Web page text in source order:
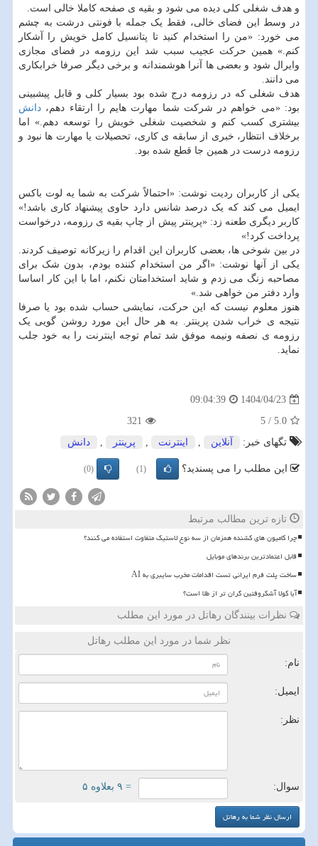
و هدف شغلی کلی دیده می شود و بقیه ی صفحه کاملا خالی است.
در وسط این فضای خالی، فقط یک جمله با فونتی درشت به چشم
می خورد: «من را استخدام کنید تا پتانسیل کامل خویش را آشکار
کنم.» همین حرکت عجیب سبب شد این رزومه در فضای مجازی
وایرال شود و بعضی ها آنرا هوشمندانه و برخی دیگر صرفا خرابکاری
می دانند.
هدف شغلی که در رزومه درج شده بود بسیار کلی و قابل پیشبینی
بود: «می خواهم در شرکت شما مهارت هایم را ارتقاء دهم، دانش
بیشتری کسب کنم و شخصیت شغلی خویش را توسعه دهم.» اما
برخلاف انتظار، خبری از سابقه ی کاری، تحصیلات یا مهارت ها نبود و
رزومه درست در همین جا قطع شده بود.
یکی از کاربران ردیت نوشت: «احتمالاً شرکت به شما یه لوت باکس
ایمیل می کند که یک درصد شانس دارد حاوی پیشنهاد کاری باشد!»
کاربر دیگری طعنه زد: «پرینتر پیش از چاپ بقیه ی رزومه، درخواست
پرداخت کرد!»
در بین شوخی ها، بعضی کاربران این اقدام را زیرکانه توصیف کردند.
یکی از آنها نوشت: «اگر من استخدام کننده بودم، بدون شک برای
مصاحبه زنگ می زدم و شاید استخدامتان نکنم، اما با این کار اساسا
وارد دفتر من خواهی شد.»
هنوز معلوم نیست که این حرکت، نمایشی حساب شده بود یا صرفا
نتیجه ی خراب شدن پرینتر. به هر حال این مورد روشن گویی یک
رزومه ی نصفه ونیمه موفق شد تمام توجه اینترنت را به خود جلب
نماید.
1404/04/23
09:04:39
5.0
/
5
321
تگهای خبر:
آنلاین , اینترنت , پرینتر , دانش
این مطلب را می پسندید؟ (1)
(0)
تازه ترین مطالب مرتبط
چرا کامیون های کشنده همزمان از سه نوع لاستیک متفاوت استفاده می کنند؟
قابل اعتمادترین برندهای موبایل
ساخت پلت فرم ایرانی تست اقدامات مخرب سایبری به AI
آیا کولا آشکروفتین گران تر از طلا است؟
نظرات بینندگان رهاتل در مورد این مطلب
نظر شما در مورد این مطلب رهاتل
نام:
ایمیل:
نظر:
سوال: = ۹ بعلاوه ۵